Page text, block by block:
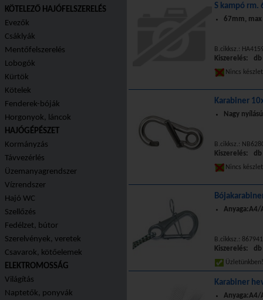
KÖTELEZŐ HAJÓFELSZERELÉS
Evezők
Csáklyák
Mentőfelszerelés
Lobogók
Kürtök
Kötelek
Fenderek-bóják
Horgonyok, láncok
HAJÓGÉPÉSZET
Kormányzás
Távvezérlés
Üzemanyagrendszer
Vízrendszer
Hajó WC
Szellőzés
Fedélzet, bútor
Szerelvények, veretek
Csavarok, kötőelemek
ELEKTROMOSSÁG
Világítás
Naptetők, ponyvák
S kampó rm.
67mm,
B.cikksz.:
Kiszerelés: db
Nincs
Karabiner
Nagy
B.cikksz.:
Kiszerelés: db
Nincs
Anyaga:A4/
B.cikksz.:
Kiszerelés: db
Karabiner
Anyaga:A4/